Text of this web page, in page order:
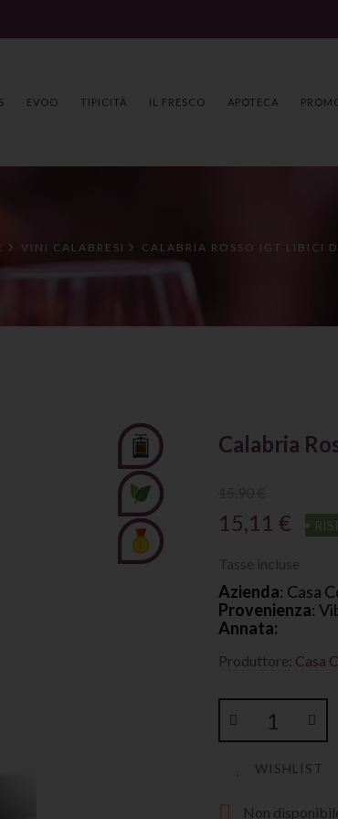
EVOO TIPICITÀ IL FRESCO APOTECA
VINI CALABRESI CALABRIA ROSSO IGT LIBICI
Calabria
15,11 €
Tasse incluse
Azienda: Casa
Provenienza:
Annata:
Produttore: Casa
WISHLIST
 Non